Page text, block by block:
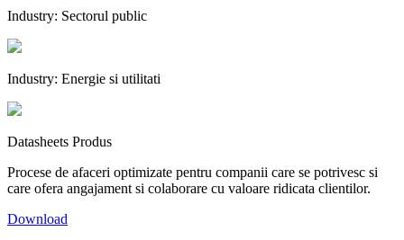
Industry: Sectorul public
Industry: Energie si utilitati
Datasheets Produs
Procese de afaceri optimizate pentru companii care se potrivesc si
care ofera angajament si colaborare cu valoare ridicata clientilor.
Download